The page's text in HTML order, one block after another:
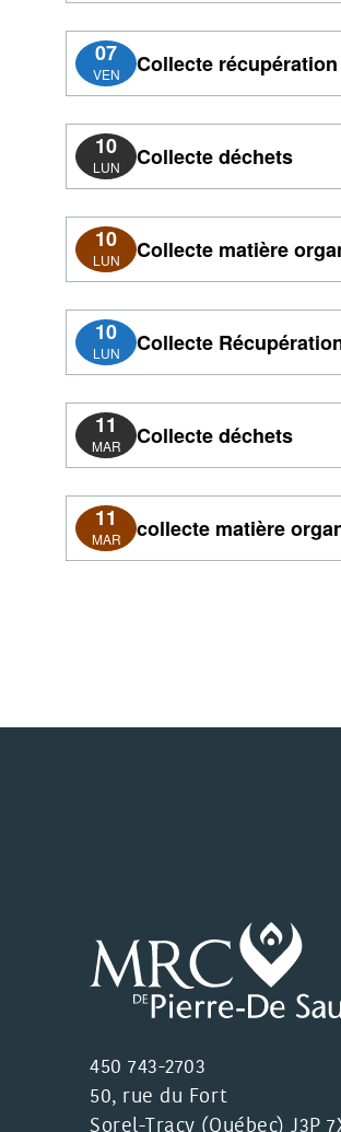
07
VEN Collecte récupération
10
LUN Collecte déchets
10
LUN Collecte matière
10
LUN Collecte
11
MAR Collecte déchets
11
MAR collecte matière
450 743-2703
50, rue du Fort
Sorel-Tracy (Québec) J3P